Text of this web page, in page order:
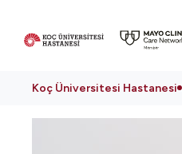
Koç Üniversitesi Hastanesi